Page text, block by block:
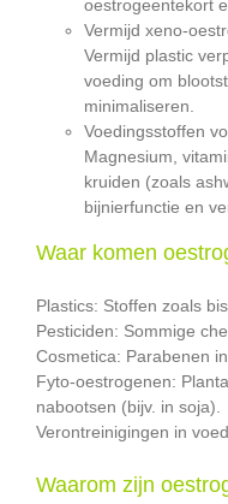
oestrogeentekort
Vermijd xeno-
Vermijd plastic
voeding om
minimaliseren.
Voedingsstoffen
Magnesium,
kruiden (zoals
bijnierfunctie en
Waar komen
Plastics: Stoffen zoals
Pesticiden: Sommige
Cosmetica: Parabenen
Fyto-oestrogenen:
nabootsen (bijv. in soja).
Verontreinigingen in
Waarom zijn